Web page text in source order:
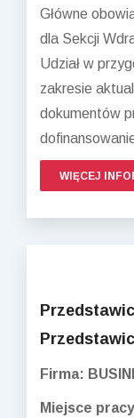
Główne
dla Sekcji
Udział w
zakresie
dokumentów
WIĘCEJ
Firma:
Miejsce